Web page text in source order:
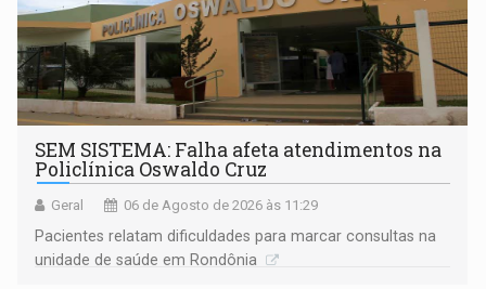
SEM SISTEMA: Falha afeta atendimentos na
Policlínica Oswaldo Cruz
Geral 06 de Agosto de 2026 às 11:29
Pacientes relatam dificuldades para marcar consultas na
unidade de saúde em Rondônia